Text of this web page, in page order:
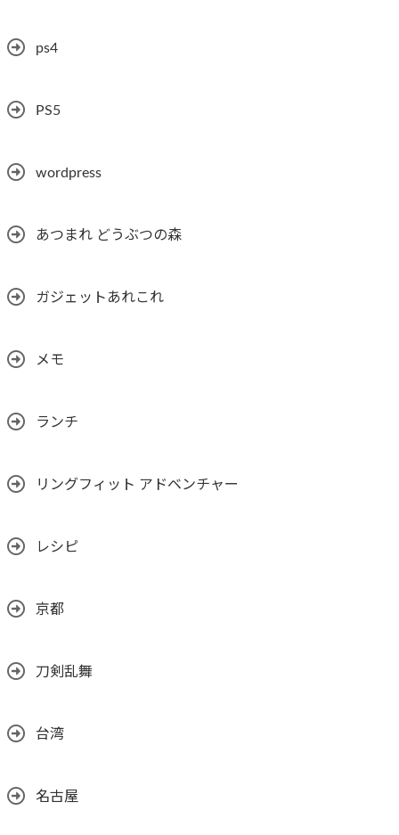
ps4
PS5
wordpress
あつまれ どうぶつの森
ガジェットあれこれ
メモ
ランチ
リングフィット アドベンチャー
レシピ
京都
刀剣乱舞
台湾
名古屋